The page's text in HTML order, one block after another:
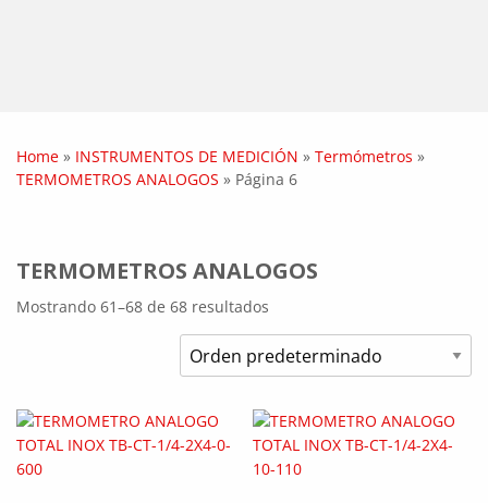
Home » INSTRUMENTOS DE MEDICIÓN » Termómetros »
TERMOMETROS ANALOGOS » Página 6
TERMOMETROS ANALOGOS
Mostrando 61–68 de 68 resultados